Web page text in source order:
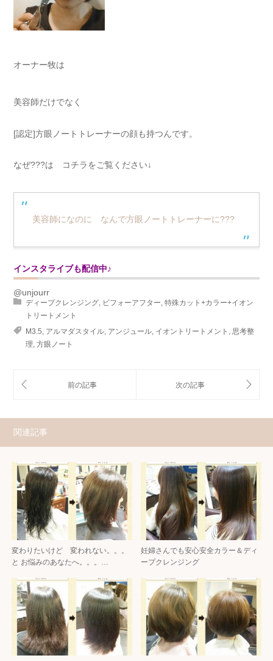
オーナー牧は
美容師だけでなく
[認定]方眼ノートトレーナーの顔も持つんです。
なぜ???は コチラをご覧ください↓
美容師になのに なんで方眼ノートトレーナーに???
インスタライブも配信中♪
@unjourr
ディープクレンジング ビフォーアフター 特殊カット+カラー+イオン
トリートメント
M3.5 アルマダスタイル アンジュール イオントリートメント
思考整
理 方眼ノート
関連記事
変わりたいけど 変われない。。。
と お悩みのあなたへ。。。…
妊婦さんでも安心安全カラー＆ディ
ープクレンジング